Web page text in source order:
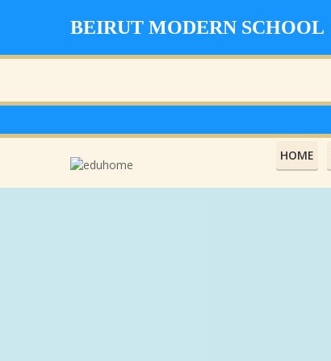
BEIRUT MODERN SCHOOL
HOME